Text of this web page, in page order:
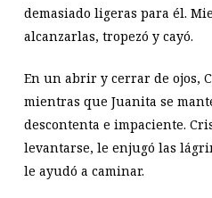
demasiado ligeras para él.
alcanzarlas, tropezó y cayó.
En un abrir y cerrar de ojos,
mientras que Juanita se
descontenta e impaciente.
levantarse, le enjugó las
le ayudó a caminar.